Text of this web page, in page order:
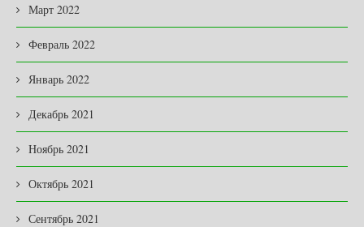
Март 2022
Февраль 2022
Январь 2022
Декабрь 2021
Ноябрь 2021
Октябрь 2021
Сентябрь 2021